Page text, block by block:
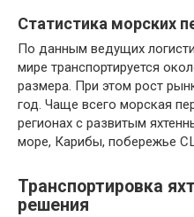
Статистика морских
По данным ведущих
мире транспортируется
размера. При этом рост
год. Чаще всего морская
регионах с развитым
море, Карибы, побережье
Транспортировка
решения